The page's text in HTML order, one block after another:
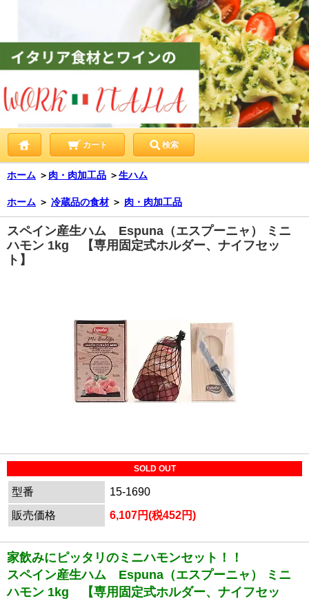
カート 検索
ホーム ＞ 肉・肉加工品 ＞生ハム
ホーム ＞ 冷蔵品の食材 ＞ 肉・肉加工品
スペイン産生ハム Espuna（エスプーニャ） ミニ
ハモン 1kg 【専用固定式ホルダー、ナイフセッ
ト】
SOLD OUT
型番
15-1690
販売価格
6,107円(税452円)
家飲みにピッタリのミニハモンセット！！
スペイン産生ハム Espuna（エスプーニャ） ミニ
ハモン 1kg 【専用固定式ホルダー、ナイフセッ